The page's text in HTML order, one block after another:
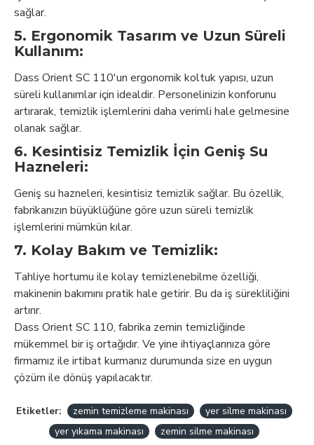
sağlar.
5. Ergonomik Tasarım ve Uzun Süreli
Kullanım:
Dass Orient SC 110'un ergonomik koltuk yapısı, uzun
süreli kullanımlar için idealdir. Personelinizin konforunu
artırarak, temizlik işlemlerini daha verimli hale gelmesine
olanak sağlar.
6. Kesintisiz Temizlik İçin Geniş Su
Hazneleri:
Geniş su hazneleri, kesintisiz temizlik sağlar. Bu özellik,
fabrikanızın büyüklüğüne göre uzun süreli temizlik
işlemlerini mümkün kılar.
7. Kolay Bakım ve Temizlik:
Tahliye hortumu ile kolay temizlenebilme özelliği,
makinenin bakımını pratik hale getirir. Bu da iş sürekliliğini
artırır.
Dass Orient SC 110, fabrika zemin temizliğinde
mükemmel bir iş ortağıdır. Ve yine ihtiyaçlarınıza göre
firmamız ile irtibat kurmanız durumunda size en uygun
çözüm ile dönüş yapılacaktır.
Etiketler: zemin temizleme makinası
yer silme makinası
yer yıkama makinası
zemin silme makinası